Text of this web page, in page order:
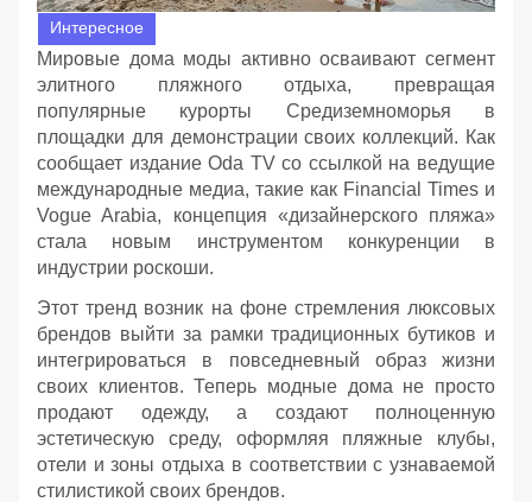
Интересное
Мировые дома моды активно осваивают сегмент
элитного пляжного отдыха, превращая
популярные курорты Средиземноморья в
площадки для демонстрации своих коллекций. Как
сообщает издание Oda TV со ссылкой на ведущие
международные медиа, такие как Financial Times и
Vogue Arabia, концепция «дизайнерского пляжа»
стала новым инструментом конкуренции в
индустрии роскоши.
Этот тренд возник на фоне стремления люксовых
брендов выйти за рамки традиционных бутиков и
интегрироваться в повседневный образ жизни
своих клиентов. Теперь модные дома не просто
продают одежду, а создают полноценную
эстетическую среду, оформляя пляжные клубы,
отели и зоны отдыха в соответствии с узнаваемой
стилистикой своих брендов.